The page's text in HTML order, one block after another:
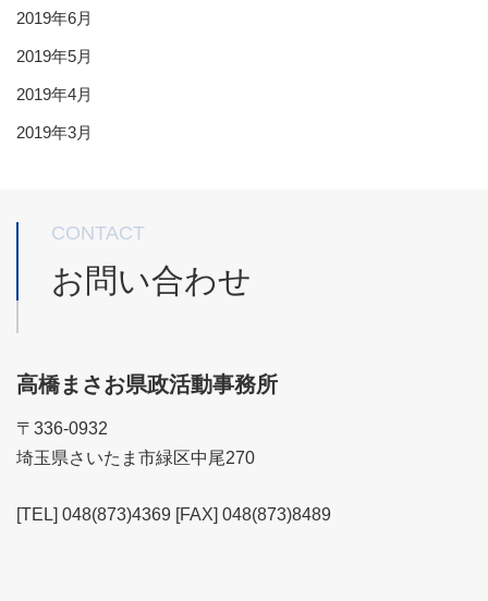
2019年6月
2019年5月
2019年4月
2019年3月
CONTACT
お問い合わせ
高橋まさお県政活動事務所
〒336-0932
埼玉県さいたま市緑区中尾270
[TEL] 048(873)4369 [FAX] 048(873)8489